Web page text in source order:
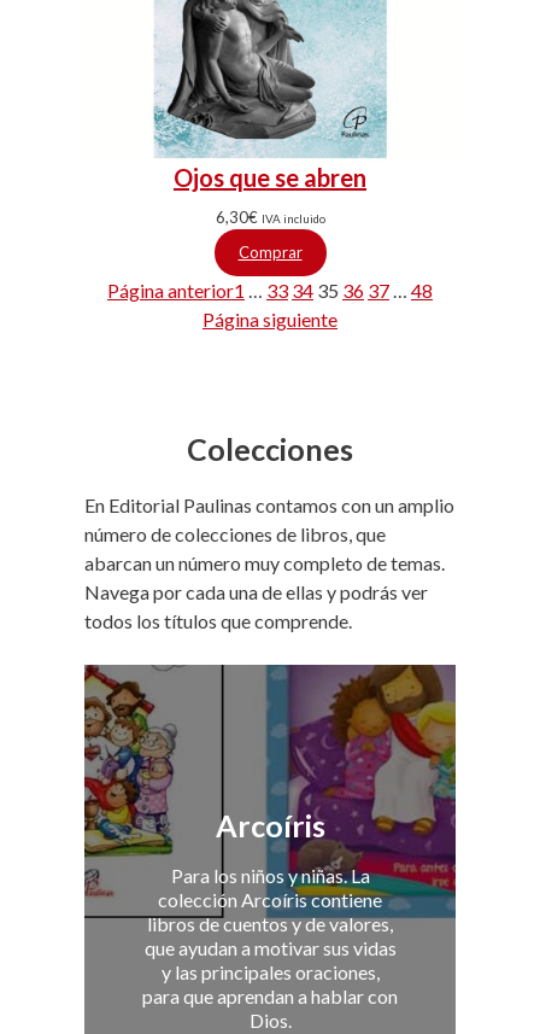
Ojos que se abren
6,30€ IVA incluido
Comprar
Página anterior1 … 33 34 35 36 37… 48
Página siguiente
Colecciones
En Editorial Paulinas contamos con un amplio
número de colecciones de libros, que
abarcan un número muy completo de temas.
Navega por cada una de ellas y podrás ver
todos los títulos que comprende.
Arcoíris
Para los niños y niñas. La
colección Arcoíris contiene
libros de cuentos y de valores,
que ayudan a motivar sus vidas
y las principales oraciones,
para que aprendan a hablar con
Dios.